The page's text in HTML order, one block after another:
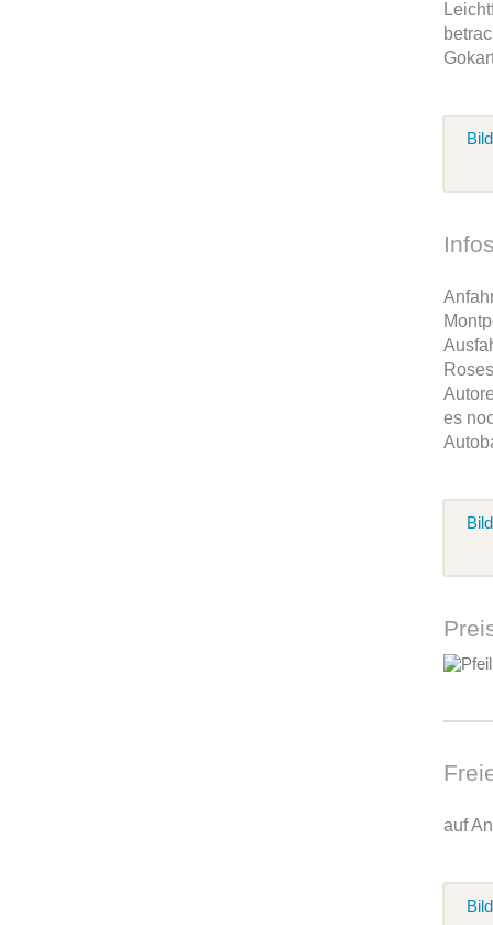
es
auf